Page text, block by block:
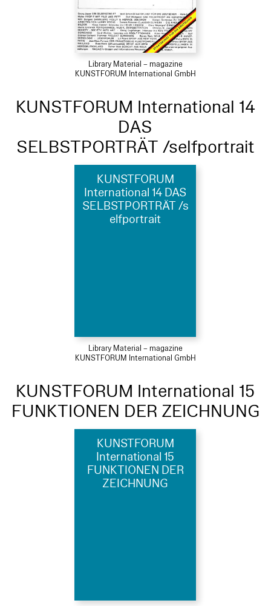
Library Material – magazine
KUNSTFORUM International GmbH
KUNSTFORUM International 14
DAS
SELBSTPORTRÄT /selfportrait
KUNSTFORUM
International 14 DAS
SELBSTPORTRÄT /s
elfportrait
Library Material – magazine
KUNSTFORUM International GmbH
KUNSTFORUM International 15
FUNKTIONEN DER ZEICHNUNG
KUNSTFORUM
International 15
FUNKTIONEN DER
ZEICHNUNG